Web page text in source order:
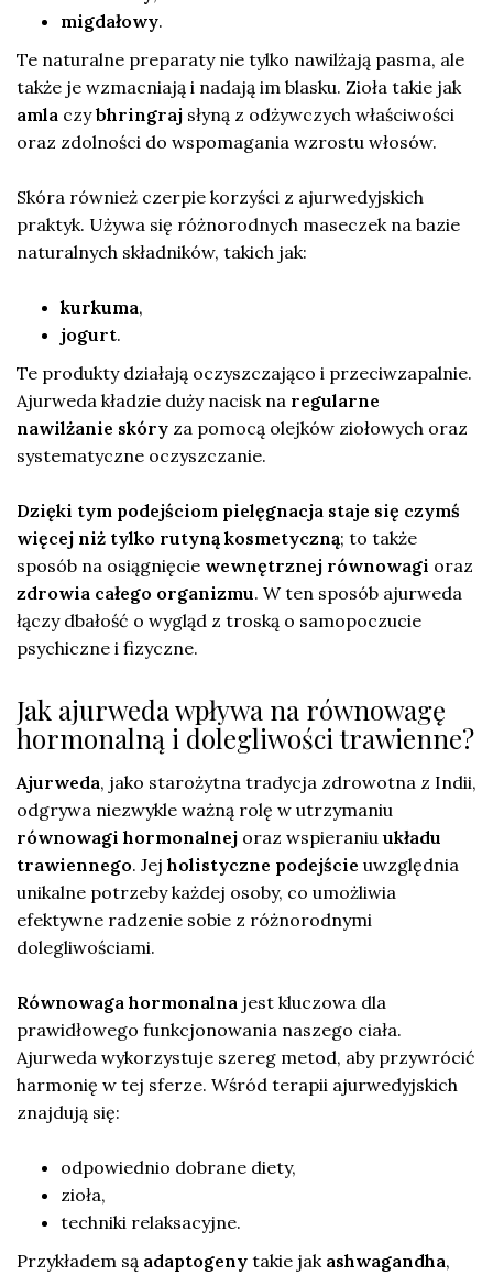
migdałowy.
Te naturalne preparaty nie tylko nawilżają pasma, ale
także je wzmacniają i nadają im blasku. Zioła takie jak
amla czybhringraj słyną z odżywczych właściwości
oraz zdolności do wspomagania wzrostu włosów.
Skóra również czerpie korzyści z ajurwedyjskich
praktyk. Używa się różnorodnych maseczek na bazie
naturalnych składników, takich jak:
kurkuma,
jogurt.
Te produkty działają oczyszczająco i przeciwzapalnie.
Ajurweda kładzie duży nacisk na regularne
nawilżanie skóry za pomocą olejków ziołowych oraz
systematyczne oczyszczanie.
Dzięki tym podejściom pielęgnacja staje się czymś
więcej niż tylko rutyną kosmetyczną; to także
sposób na osiągnięcie wewnętrznej równowagi oraz
zdrowia całego organizmu. W ten sposób ajurweda
łączy dbałość o wygląd z troską o samopoczucie
psychiczne i fizyczne.
Jak ajurweda wpływa na równowagę
hormonalną i dolegliwości trawienne?
Ajurweda, jako starożytna tradycja zdrowotna z Indii,
odgrywa niezwykle ważną rolę w utrzymaniu
równowagi hormonalnej oraz wspieraniu układu
trawiennego. Jej holistyczne podejście uwzględnia
unikalne potrzeby każdej osoby, co umożliwia
efektywne radzenie sobie z różnorodnymi
dolegliwościami.
Równowaga hormonalna jest kluczowa dla
prawidłowego funkcjonowania naszego ciała.
Ajurweda wykorzystuje szereg metod, aby przywrócić
harmonię w tej sferze. Wśród terapii ajurwedyjskich
znajdują się:
odpowiednio dobrane diety,
zioła,
techniki relaksacyjne.
Przykładem są adaptogeny takie jak ashwagandha,